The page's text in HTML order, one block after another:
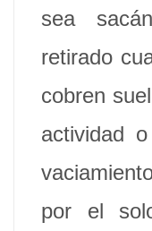
sea
retirado
cobren
actividad
por el